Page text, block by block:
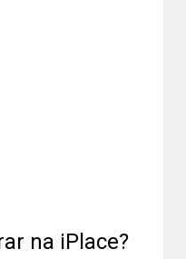
na iPlace?